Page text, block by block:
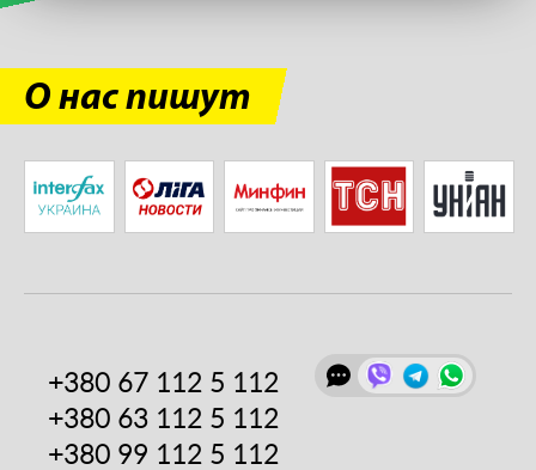
О нас пишут
+380 67 112 5 112
+380 63 112 5 112
+380 99 112 5 112